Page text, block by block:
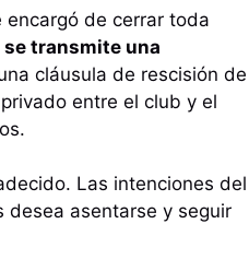
de cerrar toda
se transmite una
cláusula de rescisión de
entre el club y el
Las intenciones del
desea asentarse y seguir